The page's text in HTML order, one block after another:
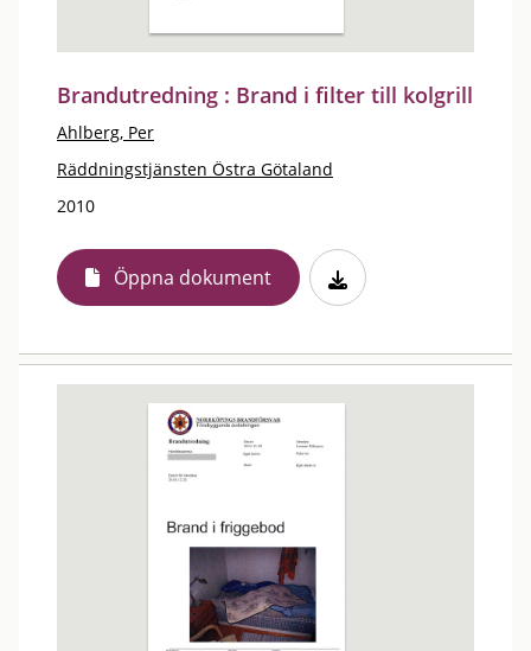
Brandutredning : Brand i filter till kolgrill
Ahlberg, Per
Räddningstjänsten Östra Götaland
2010
Öppna dokument